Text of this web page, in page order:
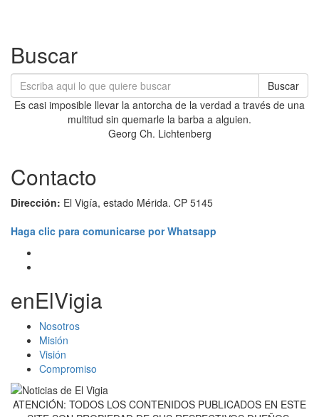
Buscar
Buscar
Es casi imposible llevar la antorcha de la verdad a través de una
multitud sin quemarle la barba a alguien.
Georg Ch. Lichtenberg
Contacto
Dirección: El Vigía, estado Mérida. CP 5145
Haga clic para comunicarse por Whatsapp
enElVigia
Nosotros
Misión
Visión
Compromiso
ATENCIÓN: TODOS LOS CONTENIDOS PUBLICADOS EN ESTE